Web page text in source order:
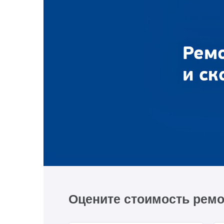
Оцените стоимость